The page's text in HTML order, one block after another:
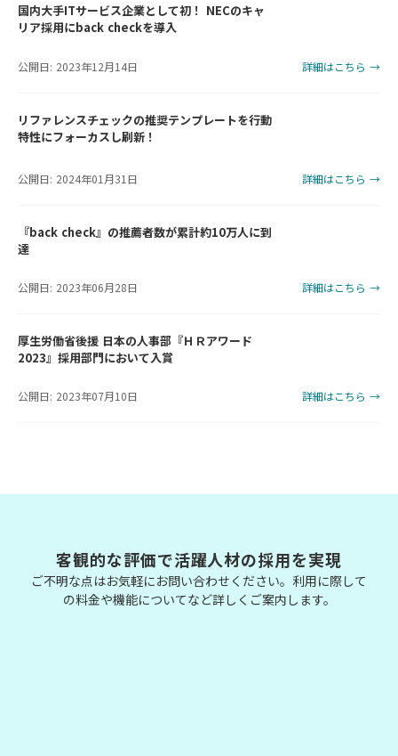
国内大手ITサービス企業として初！ NECのキャ
リア採用にback checkを導入
公開日: 2023年12月14日 詳細はこちら →
リファレンスチェックの推奨テンプレートを行動
特性にフォーカスし刷新！
公開日: 2024年01月31日 詳細はこちら →
『back check』の推薦者数が累計約10万人に到
達
公開日: 2023年06月28日 詳細はこちら →
厚生労働省後援 日本の人事部『ＨＲアワード
2023』採用部門において入賞
公開日: 2023年07月10日 詳細はこちら →
客観的な評価で活躍人材の採用を実現
ご不明な点はお気軽にお問い合わせください。利用に際して
の料金や機能についてなど詳しくご案内します。